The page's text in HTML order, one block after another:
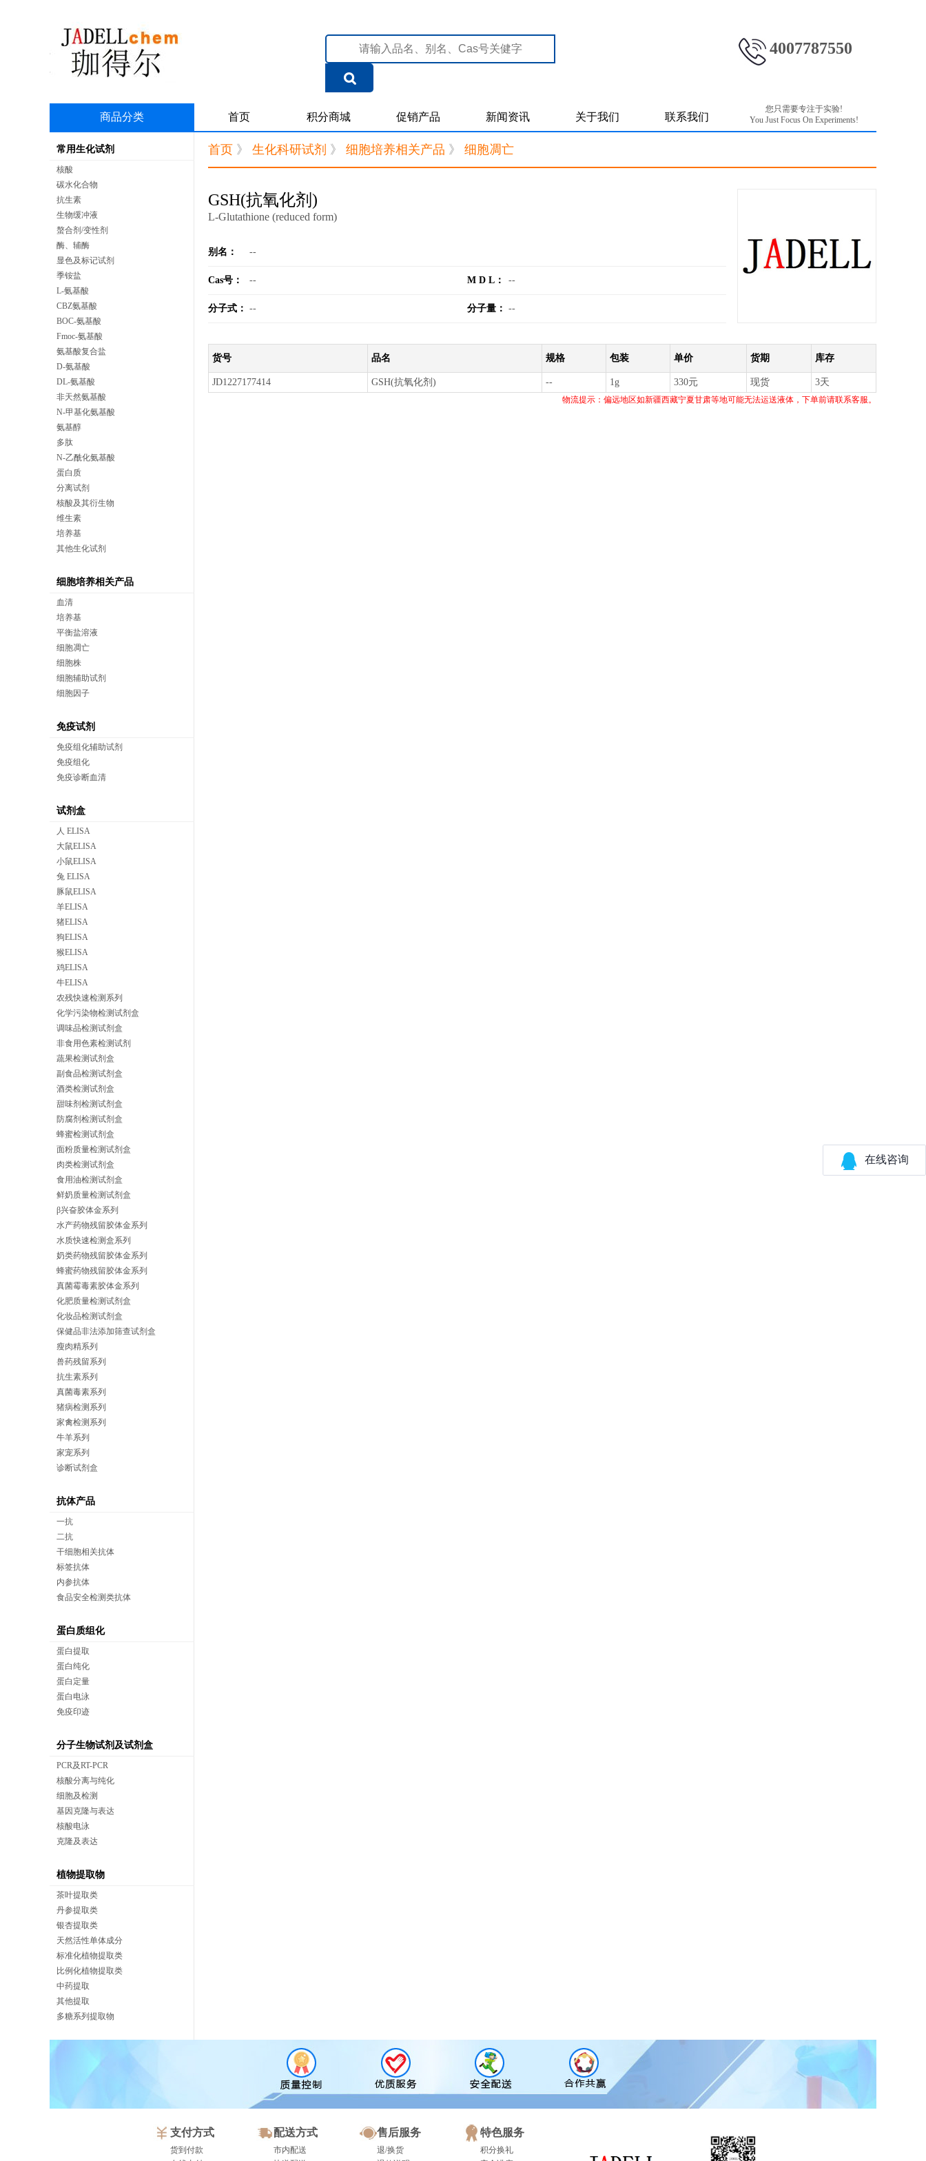
4007787550
商品分类 首页 积分商城 促销产品 新闻资讯 关于我们 联系我们
您只需要专注于实验!
You Just Focus On Experiments!
常用生化试剂
核酸
碳水化合物
抗生素
生物缓冲液
螯合剂/变性剂
酶、辅酶
显色及标记试剂
季铵盐
L-氨基酸
CBZ氨基酸
BOC-氨基酸
Fmoc-氨基酸
氨基酸复合盐
D-氨基酸
DL-氨基酸
非天然氨基酸
N-甲基化氨基酸
氨基醇
多肽
N-乙酰化氨基酸
蛋白质
分离试剂
核酸及其衍生物
维生素
培养基
其他生化试剂
细胞培养相关产品
血清
培养基
平衡盐溶液
细胞凋亡
细胞株
细胞辅助试剂
细胞因子
免疫试剂
免疫组化辅助试剂
免疫组化
免疫诊断血清
试剂盒
人 ELISA
大鼠ELISA
小鼠ELISA
兔 ELISA
豚鼠ELISA
羊ELISA
猪ELISA
狗ELISA
猴ELISA
鸡ELISA
牛ELISA
农残快速检测系列
化学污染物检测试剂盒
调味品检测试剂盒
非食用色素检测试剂
蔬果检测试剂盒
副食品检测试剂盒
酒类检测试剂盒
甜味剂检测试剂盒
防腐剂检测试剂盒
蜂蜜检测试剂盒
面粉质量检测试剂盒
肉类检测试剂盒
食用油检测试剂盒
鲜奶质量检测试剂盒
β兴奋胶体金系列
水产药物残留胶体金系列
水质快速检测盒系列
奶类药物残留胶体金系列
蜂蜜药物残留胶体金系列
真菌霉毒素胶体金系列
化肥质量检测试剂盒
化妆品检测试剂盒
保健品非法添加筛查试剂盒
瘦肉精系列
兽药残留系列
抗生素系列
真菌毒素系列
猪病检测系列
家禽检测系列
牛羊系列
家宠系列
诊断试剂盒
抗体产品
一抗
二抗
干细胞相关抗体
标签抗体
内参抗体
食品安全检测类抗体
蛋白质组化
蛋白提取
蛋白纯化
蛋白定量
蛋白电泳
免疫印迹
分子生物试剂及试剂盒
PCR及RT-PCR
核酸分离与纯化
细胞及检测
基因克隆与表达
核酸电泳
克隆及表达
植物提取物
茶叶提取类
丹参提取类
银杏提取类
天然活性单体成分
标准化植物提取类
比例化植物提取类
中药提取
其他提取
多糖系列提取物
首页 》 生化科研试剂 》 细胞培养相关产品 》 细胞凋亡
GSH(抗氧化剂)
L-Glutathione (reduced form)
别名： --
Cas号： -- M D L： --
分子式： -- 分子量： --
货号 品名 规格 包装 单价 货期 库存
JD1227177414 GSH(抗氧化剂) -- 1g 330元 现货 3天
物流提示：偏远地区如新疆西藏宁夏甘肃等地可能无法运送液体，下单前请联系客服。
支付方式
货到付款
配送方式
市内配送
售后服务
退/换货
特色服务
积分换礼